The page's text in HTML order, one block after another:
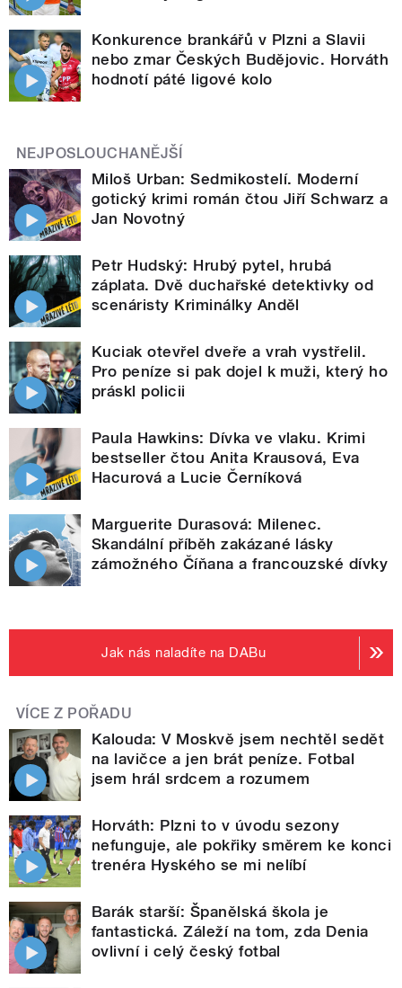
Konkurence brankářů v Plzni a Slavii
nebo zmar Českých Budějovic. Horváth
hodnotí páté ligové kolo
NEJPOSLOUCHANĚJŠÍ
Miloš Urban: Sedmikostelí. Moderní
gotický krimi román čtou Jiří Schwarz a
Jan Novotný
Petr Hudský: Hrubý pytel, hrubá
záplata. Dvě duchařské detektivky od
scenáristy Kriminálky Anděl
Kuciak otevřel dveře a vrah vystřelil.
Pro peníze si pak dojel k muži, který ho
práskl policii
Paula Hawkins: Dívka ve vlaku. Krimi
bestseller čtou Anita Krausová, Eva
Hacurová a Lucie Černíková
Marguerite Durasová: Milenec.
Skandální příběh zakázané lásky
zámožného Číňana a francouzské dívky
Jak nás naladíte na DABu
VÍCE Z POŘADU
Kalouda: V Moskvě jsem nechtěl sedět
na lavičce a jen brát peníze. Fotbal
jsem hrál srdcem a rozumem
Horváth: Plzni to v úvodu sezony
nefunguje, ale pokřiky směrem ke konci
trenéra Hyského se mi nelíbí
Barák starší: Španělská škola je
fantastická. Záleží na tom, zda Denia
ovlivní i celý český fotbal